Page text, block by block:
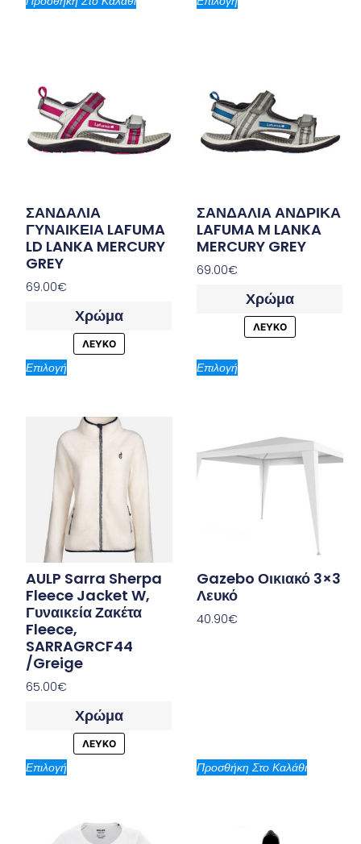
ΣΑΝΔΑΛΙΑ
ΓΥΝΑΙΚΕΙΑ LAFUMA
LD LANKA MERCURY
GREY
69.00€
Χρώμα
ΛΕΥΚΟ
Επιλογή
ΣΑΝΔΑΛΙΑ ΑΝΔΡΙΚΑ
LAFUMA M LANKA
MERCURY GREY
69.00€
Χρώμα
ΛΕΥΚΟ
Επιλογή
AULP Sarra Sherpa
Fleece Jacket W,
Γυναικεία Ζακέτα
Fleece,
SARRAGRCF44
/Greige
65.00€
Χρώμα
ΛΕΥΚΟ
Επιλογή
Gazebo Οικιακό 3×3
Λευκό
40.90€
Προσθήκη Στο Καλάθι